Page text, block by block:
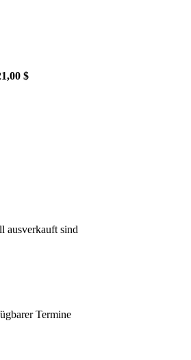
$
ausverkauft sind
Termine